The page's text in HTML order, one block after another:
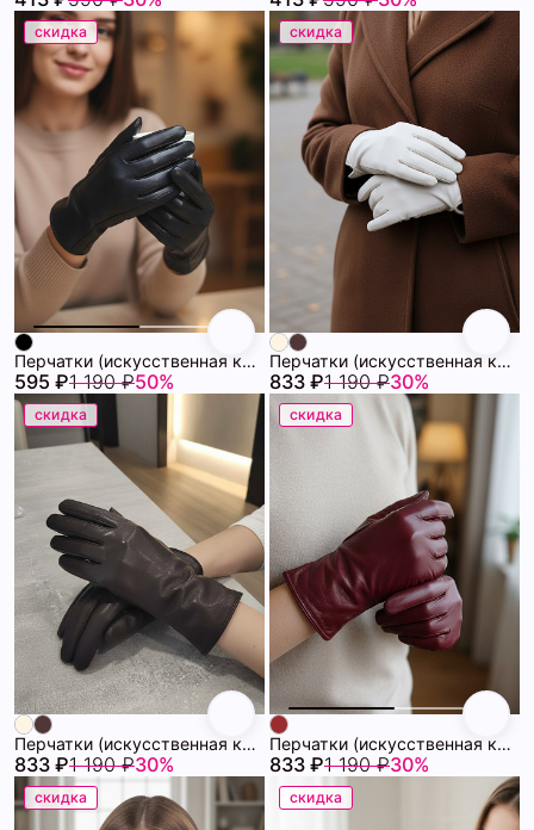
скидка
Перчатки (искусственная кожа) 72460616\15
595 ₽1 190 ₽50%
скидка
Перчатки (искусственная кожа) 72460535\856
833 ₽1 190 ₽30%
скидка
Перчатки (искусственная кожа) 72460535\1031
833 ₽1 190 ₽30%
скидка
Перчатки (искусственная кожа) 72460531\432
833 ₽1 190 ₽30%
скидка скидка